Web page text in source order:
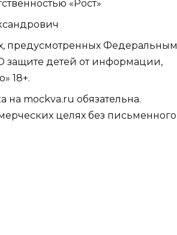
«Рост»
предусмотренных Федеральным
защите детей от информации,
18+.
mockva.ru обязательна.
целях без письменного